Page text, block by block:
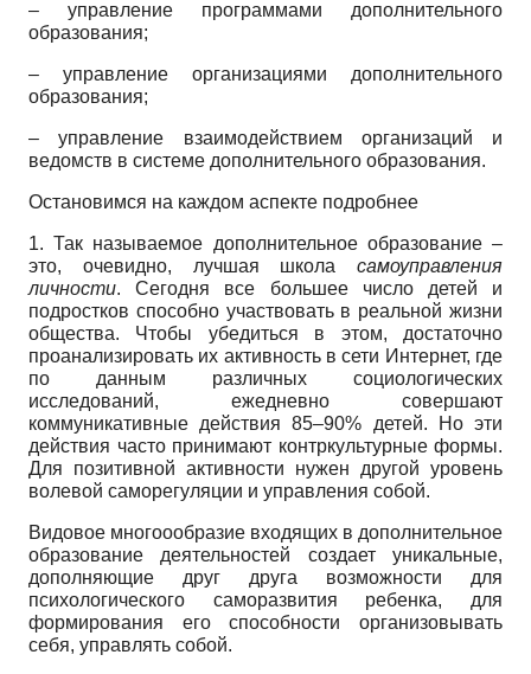
– управление программами дополнительного
образования;
– управление организациями дополнительного
образования;
– управление взаимодействием организаций и
ведомств в системе дополнительного образования.
Остановимся на каждом аспекте подробнее
1. Так называемое дополнительное образование –
это, очевидно, лучшая школа самоуправления
личности. Сегодня все большее число детей и
подростков способно участвовать в реальной жизни
общества. Чтобы убедиться в этом, достаточно
проанализировать их активность в сети Интернет, где
по данным различных социологических
исследований, ежедневно совершают
коммуникативные действия 85–90% детей. Но эти
действия часто принимают контркультурные формы.
Для позитивной активности нужен другой уровень
волевой саморегуляции и управления собой.
Видовое многоообразие входящих в дополнительное
образование деятельностей создает уникальные,
дополняющие друг друга возможности для
психологического саморазвития ребенка, для
формирования его способности организовывать
себя, управлять собой.